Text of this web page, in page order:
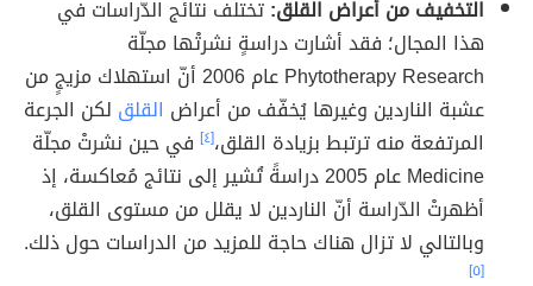
التخفيف من أعراض القلق:تختلف نتائج الدّراسات في
هذا المجال؛ فقد أشارت دراسةٍ نشرتْها مجلّة
Phytotherapy Research عام 2006 أنّ استهلاك مزيجٍ من
عشبة الناردين وغيرها يُخفّف من أعراض القلق لكن الجرعة
المرتفعة منه ترتبط بزيادة القلق،[٤] في حين نشرتْ مجلّة
Medicine عام 2005 دراسةً تُشير إلى نتائج مُعاكسة، إذ
أظهرتْ الدّراسة أنّ الناردين لا يقلل من مستوى القلق،
وبالتالي لا تزال هناك حاجة للمزيد من الدراسات حول ذلك.
[٥]